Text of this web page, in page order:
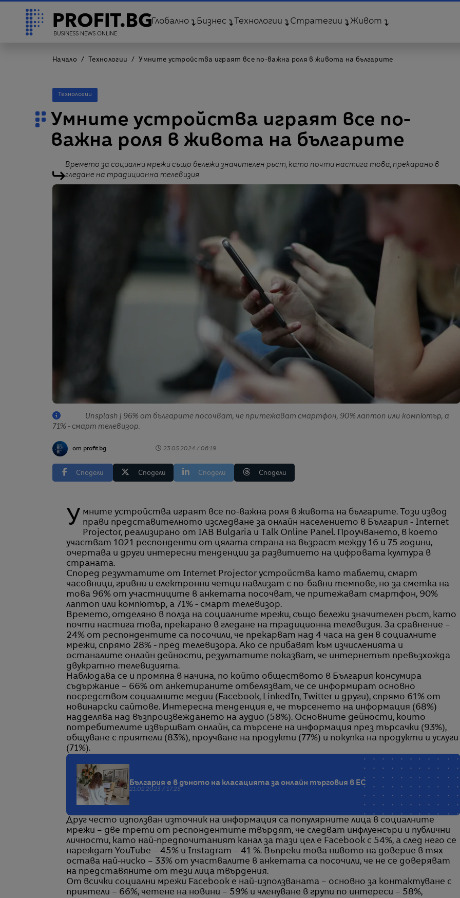
Глобално Бизнес Технологии Стратегии Живот
Начало Технологии Умните устройства играят все по-важна роля в живота на българите
Технологии
Умните устройства играят все по-
важна роля в живота на българите
Времето за социални мрежи също бележи значителен ръст, като почти настига това, прекарано в
гледане на традиционна телевизия
Unsplash | 96% от българите посочват, че притежават смартфон, 90% лаптоп или компютър, а
71% - смарт телевизор.
от profit.bg 23.05.2024 / 06:19
Сподели Сподели Сподели Сподели
Умните устройства играят все по-важна роля в живота на българите. Този извод прави представителното изследване за онлайн населението в България - Internet
Projector, реализирано от IAB Bulgaria и Talk Online Panel. Проучването, в което
участват 1021 респонденти от цялата страна на възраст между 16 и 75 години,
очертава и други интересни тенденции за развитието на цифровата култура в
страната.
Според резултатите от Internet Projector устройства като таблети, смарт
часовници, гривни и електронни четци навлизат с по-бавни темпове, но за сметка на
това 96% от участниците в анкетата посочват, че притежават смартфон, 90%
лаптоп или компютър, а 71% - смарт телевизор.
Времето, отделяно в полза на социалните мрежи, също бележи значителен ръст, като
почти настига това, прекарано в гледане на традиционна телевизия. За сравнение –
24% от респондентите са посочили, че прекарват над 4 часа на ден в социалните
мрежи, спрямо 28% - пред телевизора. Ако се прибавят към изчисленията и
останалите онлайн дейности, резултатите показват, че интернетът превъзхожда
двукратно телевизията.
Наблюдава се и промяна в начина, по който обществото в България консумира
съдържание – 66% от анкетираните отбелязват, че се информират основно
посредством социалните медии (Facebook, LinkedIn, Twitter и други), спрямо 61% от
новинарски сайтове. Интересна тенденция е, че търсенето на информация (68%)
надделява над възпроизвеждането на аудио (58%). Основните дейности, които
потребителите извършват онлайн, са търсене на информация през търсачки (93%),
общуване с приятели (83%), проучване на продукти (77%) и покупка на продукти и услуги
(71%).
България е в дъното на класацията за онлайн търговия в ЕС
21.02.2023 / 17:25
Друг често използван източник на информация са популярните лица в социалните
мрежи – две трети от респондентите твърдят, че следват инфлуенсъри и публични
личности, като най-предпочитаният канал за тази цел е Facebook с 54%, а след него се
нареждат YouTube – 45% и Instagram – 41 %. Въпреки това нивото на доверие в тях
остава най-ниско – 33% от участвалите в анкетата са посочили, че не се доверяват
на представяните от тези лица твърдения.
От всички социални мрежи Facebook е най-използваната – основно за контактуване с
приятели – 66%, четене на новини – 59% и членуване в групи по интереси – 58%,